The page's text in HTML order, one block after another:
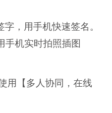
，用手机快速签名。
手机实时拍照插图
用【多人协同，在线